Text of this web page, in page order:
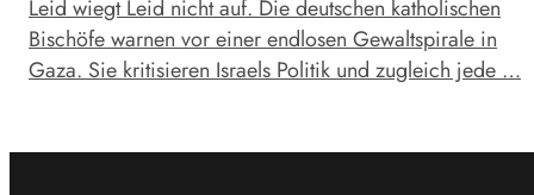
Leid wiegt Leid nicht auf. Die deutschen katholischen
Bischöfe warnen vor einer endlosen Gewaltspirale in
Gaza. Sie kritisieren Israels Politik und zugleich jede …